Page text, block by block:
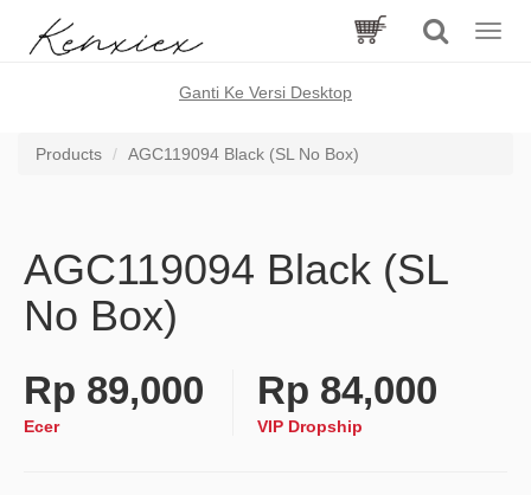
Toggle
Ganti Ke Versi Desktop
Products AGC119094 Black (SL No Box)
AGC119094 Black (SL
No Box)
Rp 89,000
Ecer
Rp 84,000
VIP Dropship